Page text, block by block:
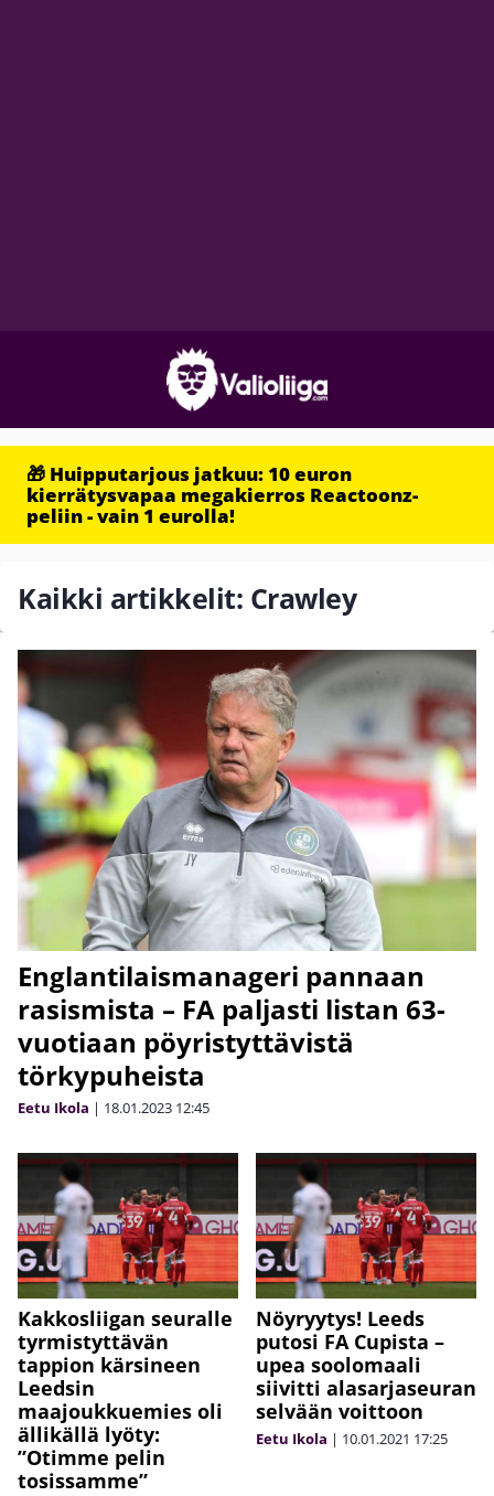
🎁 Huipputarjous jatkuu: 10 euron
kierrätysvapaa megakierros Reactoonz-
peliin - vain 1 eurolla!
Kaikki artikkelit: Crawley
Englantilaismanageri pannaan
rasismista – FA paljasti listan 63-
vuotiaan pöyristyttävistä
törkypuheista
Eetu Ikola | 18.01.2023 12:45
Kakkosliigan seuralle
tyrmistyttävän
tappion kärsineen
Leedsin
maajoukkuemies oli
ällikällä lyöty:
”Otimme pelin
tosissamme”
Nöyryytys! Leeds
putosi FA Cupista –
upea soolomaali
siivitti alasarjaseuran
selvään voittoon
Eetu Ikola | 10.01.2021 17:25